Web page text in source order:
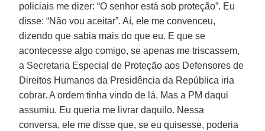
policiais me dizer: “O senhor está sob proteção”. Eu
disse: “Não vou aceitar”. Aí, ele me convenceu,
dizendo que sabia mais do que eu. E que se
acontecesse algo comigo, se apenas me triscassem,
a Secretaria Especial de Proteção aos Defensores de
Direitos Humanos da Presidência da República iria
cobrar. A ordem tinha vindo de lá. Mas a PM daqui
assumiu. Eu queria me livrar daquilo. Nessa
conversa, ele me disse que, se eu quisesse, poderia